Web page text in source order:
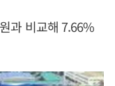
과 비교해 7.66%